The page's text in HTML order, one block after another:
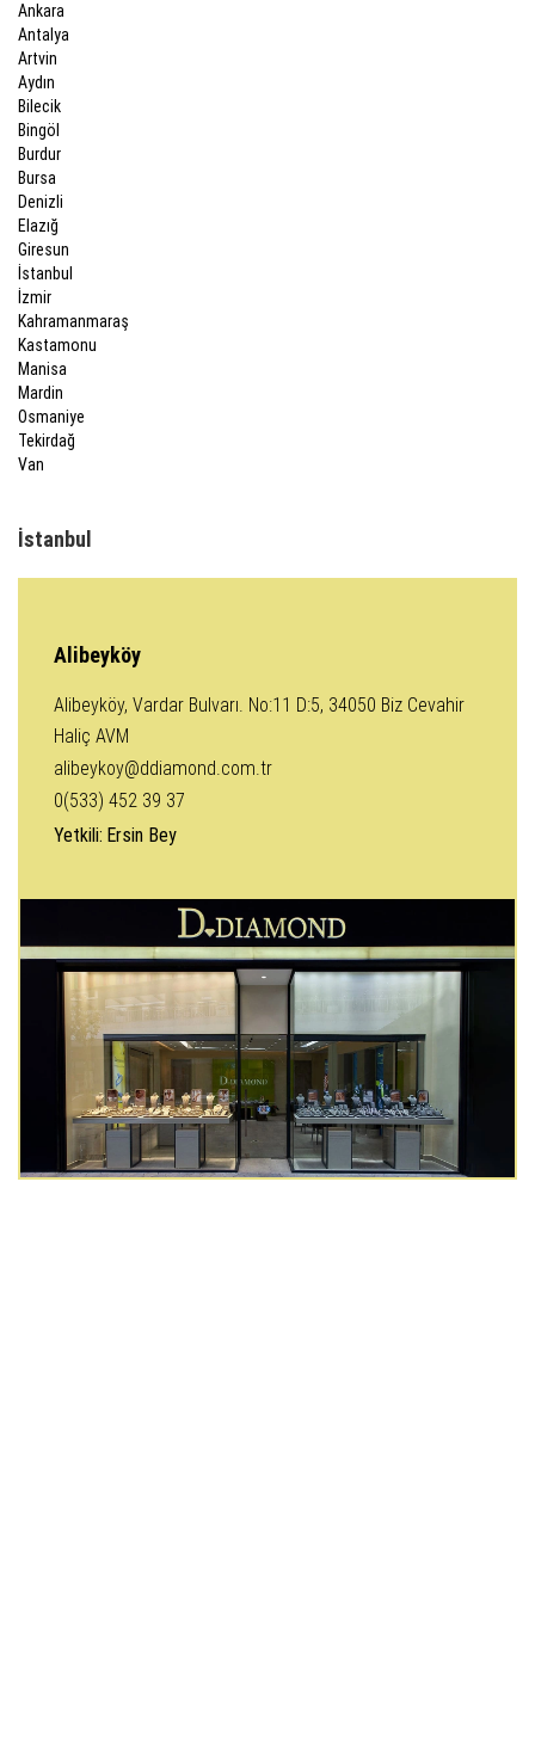
Ankara
Antalya
Artvin
Aydın
Bilecik
Bingöl
Burdur
Bursa
Denizli
Elazığ
Giresun
İstanbul
İzmir
Kahramanmaraş
Kastamonu
Manisa
Mardin
Osmaniye
Tekirdağ
Van
İstanbul
Alibeyköy
Alibeyköy, Vardar Bulvarı. No:11 D:5, 34050 Biz Cevahir
Haliç AVM
alibeykoy@ddiamond.com.tr
0(533) 452 39 37
Yetkili: Ersin Bey